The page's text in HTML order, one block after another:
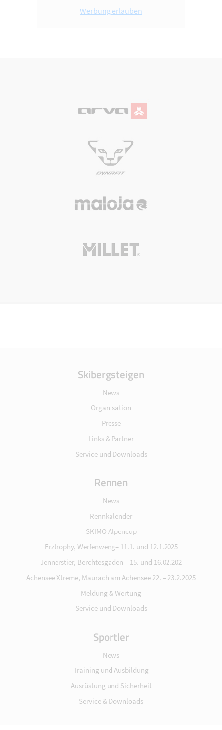
Werbung erlauben
Skibergsteigen
News
Organisation
Presse
Links & Partner
Service und Downloads
Rennen
News
Rennkalender
SKIMO Alpencup
Erztrophy, Werfenweng– 11.1. und 12.1.2025
Jennerstier, Berchtesgaden – 15. und 16.02.202
Achensee Xtreme, Maurach am Achensee 22. – 23.2.2025
Meldung & Wertung
Service und Downloads
Sportler
News
Training und Ausbildung
Ausrüstung und Sicherheit
Service & Downloads